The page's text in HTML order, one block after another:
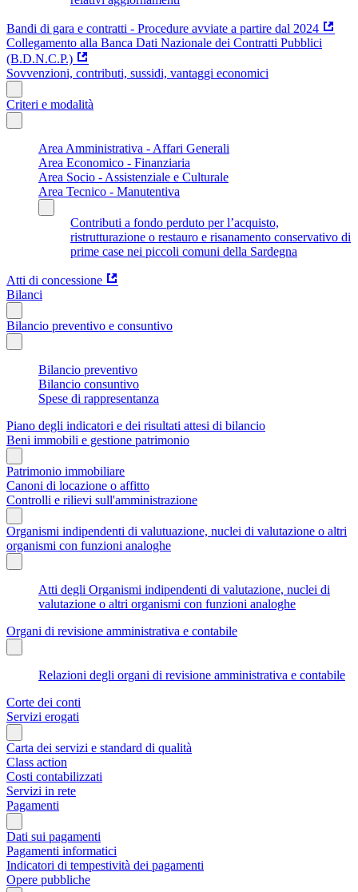
Bandi di gara e contratti - Procedure avviate a partire dal 2024
Collegamento alla Banca Dati Nazionale dei Contratti Pubblici
(B.D.N.C.P.)
Sovvenzioni, contributi, sussidi, vantaggi economici
Criteri e modalità
Area Amministrativa - Affari Generali
Area Economico - Finanziaria
Area Socio - Assistenziale e Culturale
Area Tecnico - Manutentiva
Contributi a fondo perduto per l’acquisto,
ristrutturazione o restauro e risanamento conservativo di
prime case nei piccoli comuni della Sardegna
Atti di concessione
Bilanci
Bilancio preventivo e consuntivo
Bilancio preventivo
Bilancio consuntivo
Spese di rappresentanza
Piano degli indicatori e dei risultati attesi di bilancio
Beni immobili e gestione patrimonio
Patrimonio immobiliare
Canoni di locazione o affitto
Controlli e rilievi sull'amministrazione
Organismi indipendenti di valutuazione, nuclei di valutazione o altri
organismi con funzioni analoghe
Atti degli Organismi indipendenti di valutazione, nuclei di
valutazione o altri organismi con funzioni analoghe
Organi di revisione amministrativa e contabile
Relazioni degli organi di revisione amministrativa e contabile
Corte dei conti
Servizi erogati
Carta dei servizi e standard di qualità
Class action
Costi contabilizzati
Servizi in rete
Pagamenti
Dati sui pagamenti
Pagamenti informatici
Indicatori di tempestività dei pagamenti
Opere pubbliche